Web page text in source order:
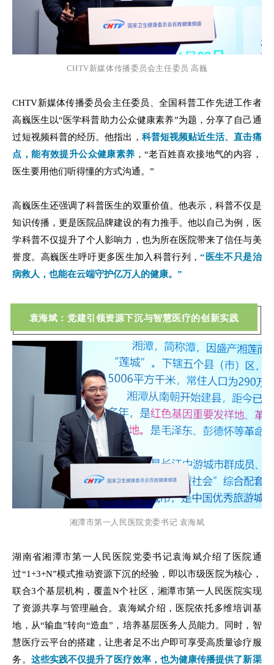
CHTV新媒体传播委员会主任委员 高巍
CHTV新媒体传播委员会主任委员、全国科普工作先进工作者
高巍医生以“医学科普助力公众健康素养”为题，分享了自己通
过短视频科普的经历。他指出， 科普短视频贴近生活、直击痛
点，能有效提升公众健康素养 ，“老百姓喜欢接地气的内容，
医生要用他们听得懂的方式沟通。”
高巍医生还强调了科普医生的双重价值。他表示，科普不仅是
知识传播，更是医院品牌建设的有力推手。他以自己为例，医
学科普不仅提升了个人影响力，也为所在医院带来了信任与美
誉度。高巍医生呼吁更多医生加入科普行列，“医生不只是治
病救人，也能在云端守护亿万人的健康。”
袁海斌：党建引领资源下沉与智慧医疗的创新实践
湘潭市第一人民医院党委书记 袁海斌
湖南省湘潭市第一人民医院党委书记袁海斌介绍了医院通
过“1+3+N”模式推动资源下沉的经验，即以市级医院为核心，
联合3个基层机构，覆盖N个社区，湘潭市第一人民医院实现
了资源共享与管理融合。袁海斌介绍，医院依托多维培训基
地，从“输血”转向“造血”，培养基层医务人员能力。同时，智
慧医疗云平台的搭建，让患者足不出户即可享受高质量诊疗服
务。 这些实践不仅提升了医疗效率，也为健康传播提供了新渠